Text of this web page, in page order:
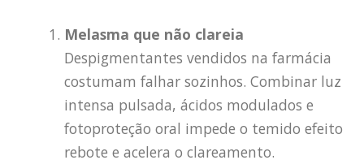
Melasma que não clareia
Despigmentantes vendidos na farmácia
costumam falhar sozinhos. Combinar luz
intensa pulsada, ácidos modulados e
fotoproteção oral impede o temido efeito
rebote e acelera o clareamento.